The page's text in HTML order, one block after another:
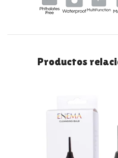
Productos